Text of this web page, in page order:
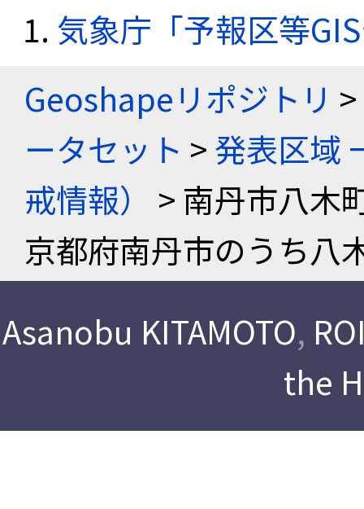
気象庁「予報区等
Geoshapeリポジトリ >
ータセット >発表区域
戒情報）
> 南丹市八木
京都府南丹市のうち八
Asanobu KITAMOTO,
the